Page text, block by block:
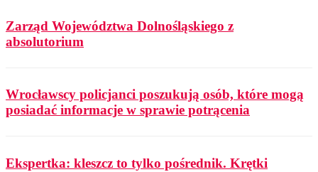
Zarząd Województwa Dolnośląskiego z
absolutorium
Wrocławscy policjanci poszukują osób, które mogą
posiadać informacje w sprawie potrącenia
Ekspertka: kleszcz to tylko pośrednik. Krętki